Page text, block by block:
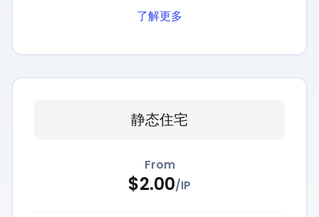
了解更多
静态住宅
From
$2.00/IP